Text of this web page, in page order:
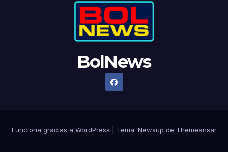
BolNews
Funciona gracias a WordPress Tema: Newsup de Themeansar